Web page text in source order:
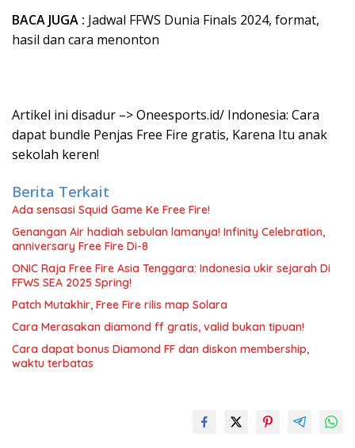
BACA JUGA : Jadwal FFWS Dunia Finals 2024, format,
hasil dan cara menonton
Artikel ini disadur –> Oneesports.id/ Indonesia: Cara
dapat bundle Penjas Free Fire gratis, Karena Itu anak
sekolah keren!
Berita Terkait
Ada sensasi Squid Game Ke Free Fire!
Genangan Air hadiah sebulan lamanya! Infinity Celebration,
anniversary Free Fire Di-8
ONIC Raja Free Fire Asia Tenggara: Indonesia ukir sejarah Di
FFWS SEA 2025 Spring!
Patch Mutakhir, Free Fire rilis map Solara
Cara Merasakan diamond ff gratis, valid bukan tipuan!
Cara dapat bonus Diamond FF dan diskon membership,
waktu terbatas